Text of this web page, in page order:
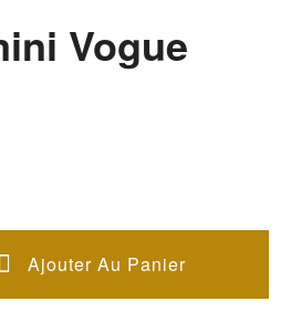
Vogue
Ajouter Au Panier